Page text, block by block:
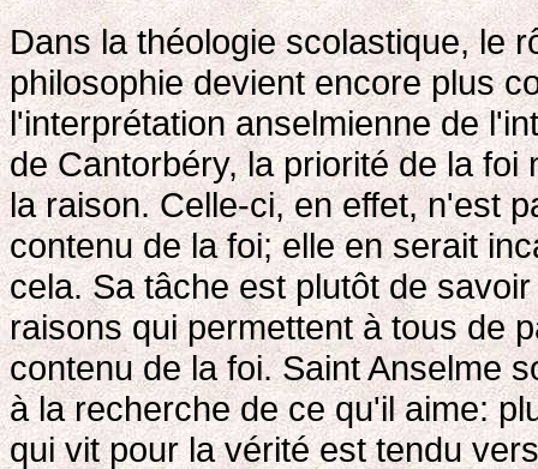
Dans la théologie scolastique, le
philosophie devient encore plus
l'interprétation anselmienne de
de Cantorbéry, la priorité de la
la raison. Celle-ci, en effet, n'est
contenu de la foi; elle en serait
cela. Sa tâche est plutôt de
raisons qui permettent à tous de
contenu de la foi. Saint Anselme
à la recherche de ce qu'il aime:
qui vit pour la vérité est tendu